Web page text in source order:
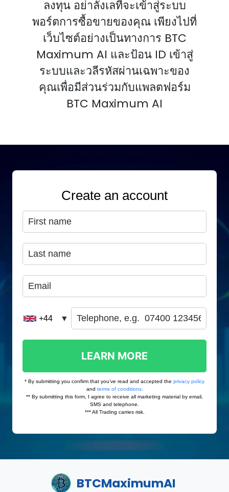
ลงทุน อย่าลังเลที่จะเข้าสู่ระบบ
พอร์ตการซื้อขายของคุณ เพียงไปที่
เว็บไซต์อย่างเป็นทางการ BTC
Maximum AI และป้อน ID เข้าสู่
ระบบและวลีรหัสผ่านเฉพาะของ
คุณเพื่อมีส่วนร่วมกับแพลตฟอร์ม
BTC Maximum AI
BTCMaximumAI